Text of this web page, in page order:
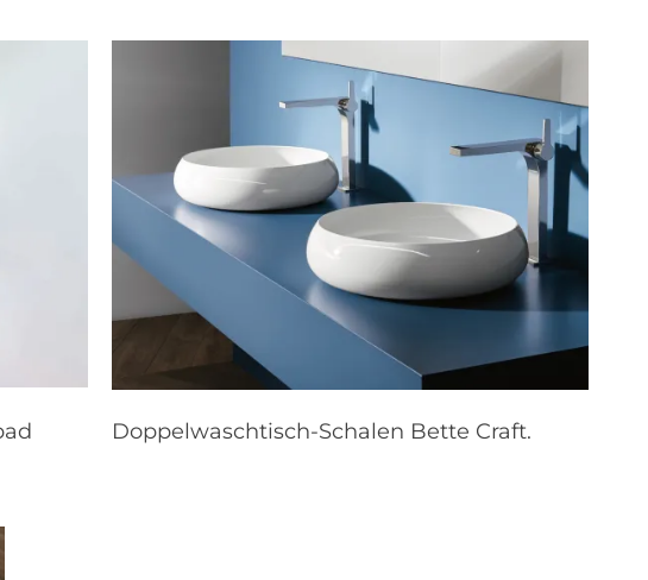
Doppelwaschtisch-Schalen Bette Craft.